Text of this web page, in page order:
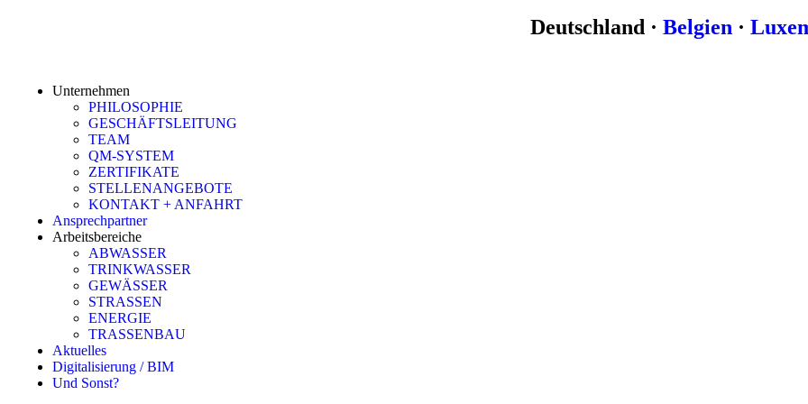
Deutschland · Belgien ·
Unternehmen
PHILOSOPHIE
GESCHÄFTSLEITUNG
TEAM
QM-SYSTEM
ZERTIFIKATE
STELLENANGEBOTE
KONTAKT + ANFAHRT
Ansprechpartner
Arbeitsbereiche
ABWASSER
TRINKWASSER
GEWÄSSER
STRASSEN
ENERGIE
TRASSENBAU
Aktuelles
Digitalisierung / BIM
Und Sonst?